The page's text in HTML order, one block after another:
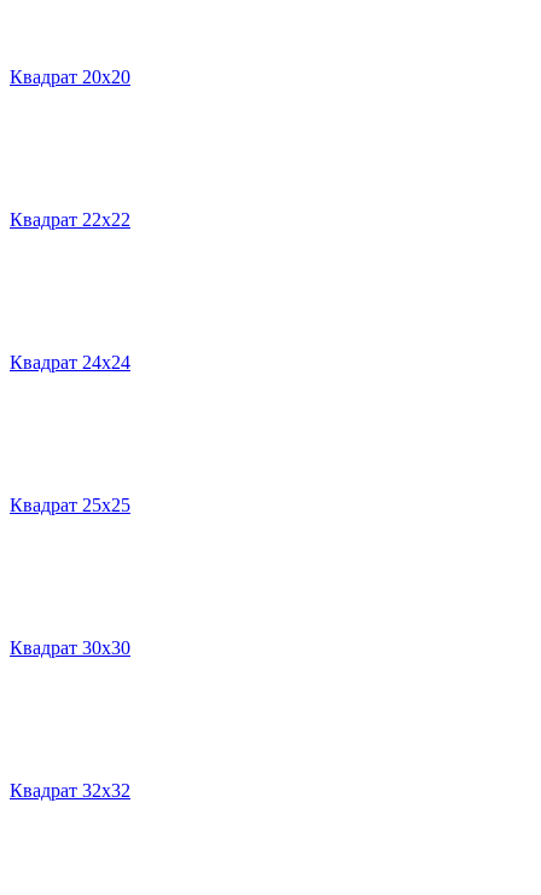
Квадрат 20х20
Квадрат 22х22
Квадрат 24х24
Квадрат 25х25
Квадрат 30х30
Квадрат 32х32